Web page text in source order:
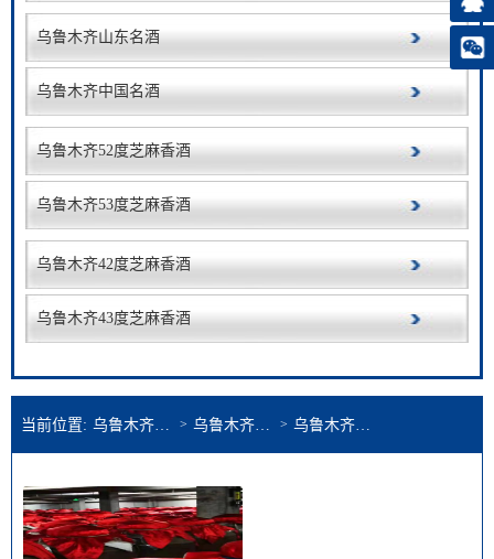
乌鲁木齐山东名酒
乌鲁木齐中国名酒
乌鲁木齐52度芝麻香酒
乌鲁木齐53度芝麻香酒
乌鲁木齐42度芝麻香酒
乌鲁木齐43度芝麻香酒
当前位置: 乌鲁木齐芝麻香酒公司 > 乌鲁木齐产品展示 > 乌鲁木齐芝麻香酒